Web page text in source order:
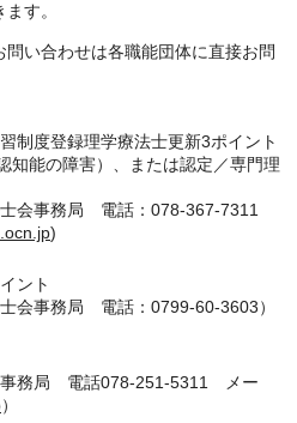
す。
い合わせは各職能団体に直接お問
制度登録理学療法士更新3ポイント
知能の障害）、または認定／専門理
士会事務局 電話：078-367-7311
)
ント
士会事務局 電話：0799-60-3603）
事務局 電話078-251-5311 メー
）